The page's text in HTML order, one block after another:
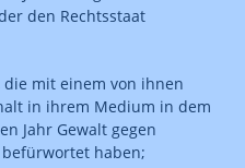
den Rechtsstaat
mit einem von ihnen
in ihrem Medium in dem
Jahr Gewalt gegen
haben;